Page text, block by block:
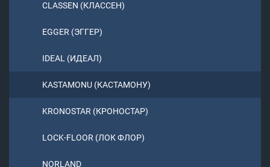
CLASSEN (КЛАССЕН)
EGGER (ЭГГЕР)
IDEAL (ИДЕАЛ)
KASTAMONU (КАСТАМОНУ)
KRONOSTAR (КРОНОСТАР)
LOCK-FLOOR (ЛОК ФЛОР)
NORLAND